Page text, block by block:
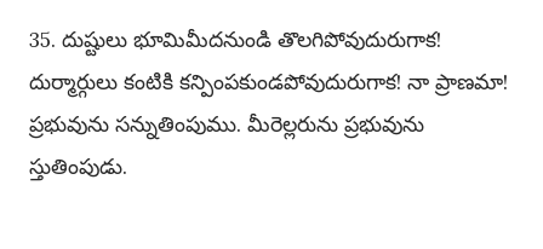
35. దుష్టులు భూమిమీదనుండి తొలగిపోవుదురుగాక!
దుర్మార్గులు కంటికి కన్పింపకుండపోవుదురుగాక! నా ప్రాణమా!
ప్రభువును సన్నుతింపుము. మీరెల్లరును ప్రభువును
స్తుతింపుడు.